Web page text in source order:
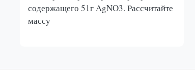
содержащего 51г AgNO3. Рассчитайте
массу